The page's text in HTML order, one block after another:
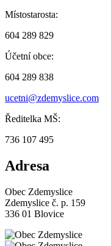
Místostarosta:
604 289 829
Účetní obce:
604 289 838
ucetni@zdemyslice.com
Ředitelka MŠ:
736 107 495
Adresa
Obec Zdemyslice
Zdemyslice č. p. 159
336 01 Blovice